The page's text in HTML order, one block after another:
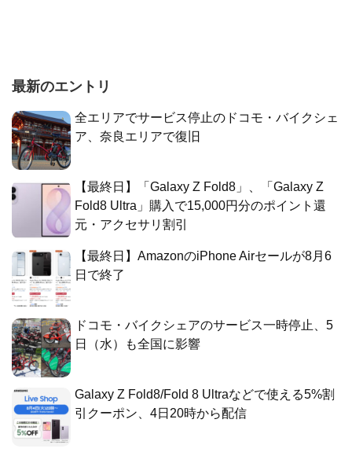
最新のエントリ
全エリアでサービス停止のドコモ・バイクシェ
ア、奈良エリアで復旧
【最終日】「Galaxy Z Fold8」、「Galaxy Z
Fold8 Ultra」購入で15,000円分のポイント還
元・アクセサリ割引
【最終日】AmazonのiPhone Airセールが8月6
日で終了
ドコモ・バイクシェアのサービス一時停止、5
日（水）も全国に影響
Galaxy Z Fold8/Fold 8 Ultraなどで使える5%割
引クーポン、4日20時から配信